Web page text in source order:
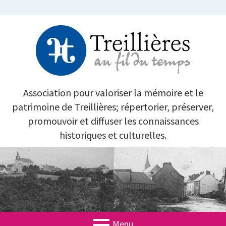
TREILLIÈRES AU FIL DU TEMPS
Association pour valoriser la mémoire et le
patrimoine de Treillières; répertorier, préserver,
promouvoir et diffuser les connaissances
historiques et culturelles.